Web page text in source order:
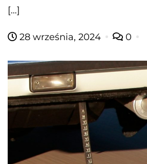
[…]
28 września, 2024 0